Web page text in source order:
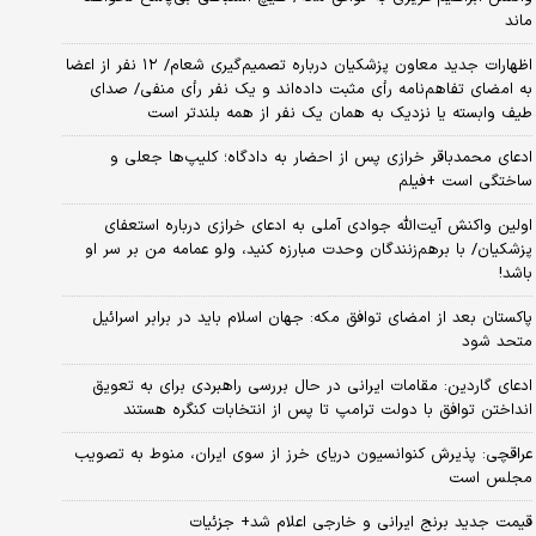
ماند
اظهارات جدید معاون پزشکیان درباره تصمیم‌گیری شعام/ ۱۲ نفر از اعضا
به امضای تفاهم‌نامه رأی مثبت داده‌اند و یک نفر رأی منفی/ صدای
طیف وابسته یا نزدیک به همان یک نفر از همه بلندتر است
ادعای محمدباقر خرازی پس از احضار به دادگاه؛ کلیپ‌ها جعلی و
ساختگی است +فیلم
اولین واکنش آیت‌الله جوادی آملی به ادعای خرازی درباره استعفای
پزشکیان/ با برهم‌زنندگان وحدت مبارزه کنید، ولو عمامه من بر سر او
باشد!
پاکستان بعد از امضای توافق مکه: جهان اسلام باید در برابر اسرائیل
متحد شود
ادعای گاردین: مقامات ایرانی در حال بررسی راهبردی برای به تعویق
انداختن توافق با دولت ترامپ تا پس از انتخابات کنگره هستند
عراقچی: پذیرش کنوانسیون دریای خرز از سوی ایران، منوط به تصویب
مجلس است
قیمت جدید برنج ایرانی و خارجی اعلام شد+ جزئیات